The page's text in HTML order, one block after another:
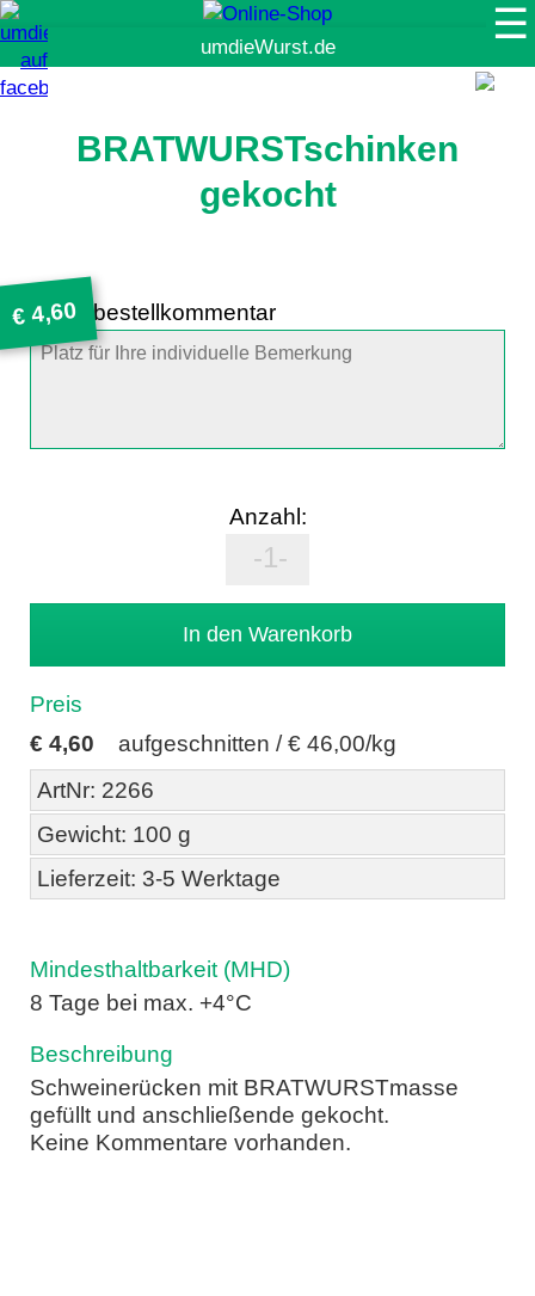
BRATWURSTschinken
gekocht
€4,60
Artikelbestellkommentar
Anzahl:
Preis
€ 4,60 aufgeschnitten /€ 46,00/kg
ArtNr: 2266
Gewicht: 100 g
Lieferzeit: 3-5 Werktage
Mindesthaltbarkeit (MHD)
8 Tage bei max. +4°C
Beschreibung
Schweinerücken mit BRATWURSTmasse
gefüllt und anschließende gekocht.
Keine Kommentare vorhanden.
☰